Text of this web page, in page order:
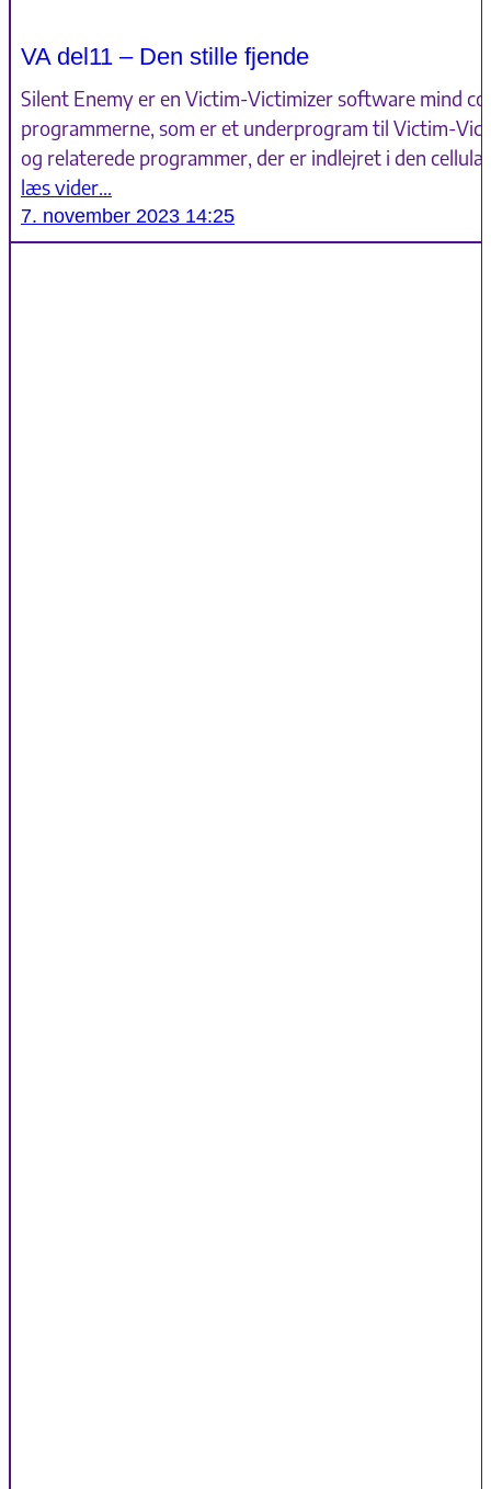
VA del11 – Den stille fjende
Silent Enemy er en Victim-Victimizer software mind
programmerne, som er et underprogram til Victim-
og relaterede programmer, der er indlejret i den
læs vider…
7. november 2023 14:25